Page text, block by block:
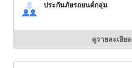
ประกันภัยรถยนต์กลุ่ม
ดูรายละเอียด